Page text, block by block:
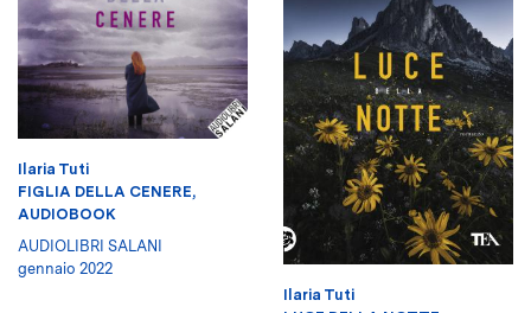
Ilaria Tuti
FIGLIA DELLA CENERE,
AUDIOBOOK
AUDIOLIBRI SALANI
gennaio 2022
Ilaria Tuti